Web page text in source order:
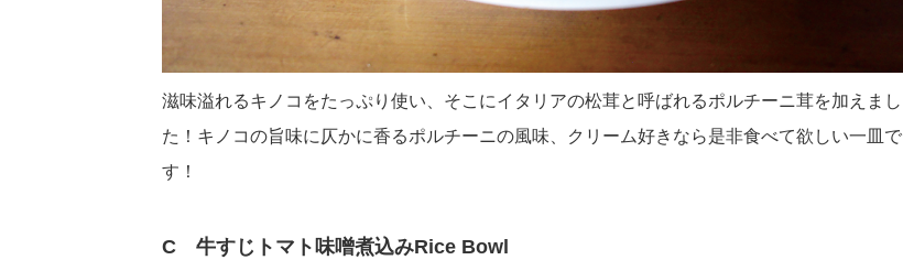
滋味溢れるキノコをたっぷり使い、そこにイタリアの松茸と呼ばれるポルチーニ茸を加えまし
た！キノコの旨味に仄かに香るポルチーニの風味、クリーム好きなら是非食べて欲しい一皿で
す！
C 牛すじトマト味噌煮込みRice Bowl